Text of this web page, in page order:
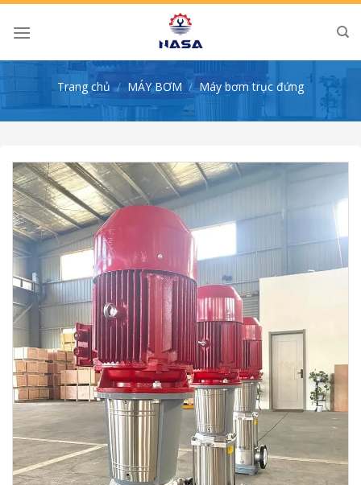
Skip
Trang chủ / MÁY BƠM / Máy bơm trục đứng